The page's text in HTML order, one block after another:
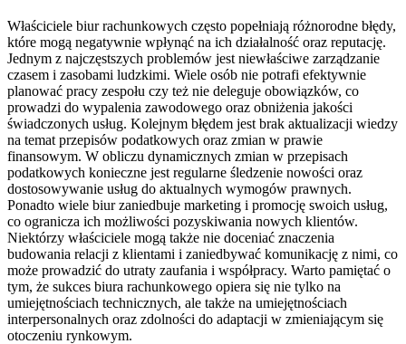
Właściciele biur rachunkowych często popełniają różnorodne błędy,
które mogą negatywnie wpłynąć na ich działalność oraz reputację.
Jednym z najczęstszych problemów jest niewłaściwe zarządzanie
czasem i zasobami ludzkimi. Wiele osób nie potrafi efektywnie
planować pracy zespołu czy też nie deleguje obowiązków, co
prowadzi do wypalenia zawodowego oraz obniżenia jakości
świadczonych usług. Kolejnym błędem jest brak aktualizacji wiedzy
na temat przepisów podatkowych oraz zmian w prawie
finansowym. W obliczu dynamicznych zmian w przepisach
podatkowych konieczne jest regularne śledzenie nowości oraz
dostosowywanie usług do aktualnych wymogów prawnych.
Ponadto wiele biur zaniedbuje marketing i promocję swoich usług,
co ogranicza ich możliwości pozyskiwania nowych klientów.
Niektórzy właściciele mogą także nie doceniać znaczenia
budowania relacji z klientami i zaniedbywać komunikację z nimi, co
może prowadzić do utraty zaufania i współpracy. Warto pamiętać o
tym, że sukces biura rachunkowego opiera się nie tylko na
umiejętnościach technicznych, ale także na umiejętnościach
interpersonalnych oraz zdolności do adaptacji w zmieniającym się
otoczeniu rynkowym.